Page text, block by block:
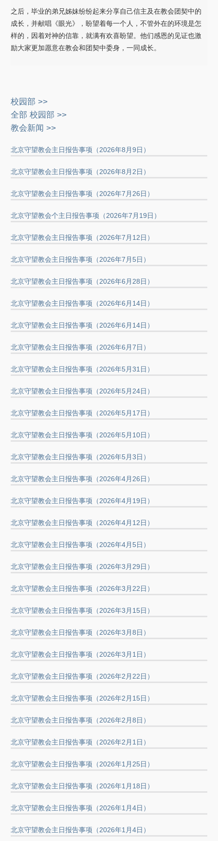
之后，毕业的弟兄姊妹纷纷起来分享自己信主及在教会团契中的
成长，并献唱《眼光》，盼望着每一个人，不管外在的环境是怎
样的，因着对神的信靠，就满有欢喜盼望。他们感恩的见证也激
励大家更加愿意在教会和团契中委身，一同成长。
校园部 >>
全部 校园部 >>
教会新闻 >>
北京守望教会主日报告事项（2026年8月9日）
北京守望教会主日报告事项（2026年8月2日）
北京守望教会主日报告事项（2026年7月26日）
北京守望教会个主日报告事项（2026年7月19日）
北京守望教会主日报告事项（2026年7月12日）
北京守望教会主日报告事项（2026年7月5日）
北京守望教会主日报告事项（2026年6月28日）
北京守望教会主日报告事项（2026年6月14日）
北京守望教会主日报告事项（2026年6月14日）
北京守望教会主日报告事项（2026年6月7日）
北京守望教会主日报告事项（2026年5月31日）
北京守望教会主日报告事项（2026年5月24日）
北京守望教会主日报告事项（2026年5月17日）
北京守望教会主日报告事项（2026年5月10日）
北京守望教会主日报告事项（2026年5月3日）
北京守望教会主日报告事项（2026年4月26日）
北京守望教会主日报告事项（2026年4月19日）
北京守望教会主日报告事项（2026年4月12日）
北京守望教会主日报告事项（2026年4月5日）
北京守望教会主日报告事项（2026年3月29日）
北京守望教会主日报告事项（2026年3月22日）
北京守望教会主日报告事项（2026年3月15日）
北京守望教会主日报告事项（2026年3月8日）
北京守望教会主日报告事项（2026年3月1日）
北京守望教会主日报告事项（2026年2月22日）
北京守望教会主日报告事项（2026年2月15日）
北京守望教会主日报告事项（2026年2月8日）
北京守望教会主日报告事项（2026年2月1日）
北京守望教会主日报告事项（2026年1月25日）
北京守望教会主日报告事项（2026年1月18日）
北京守望教会主日报告事项（2026年1月4日）
北京守望教会主日报告事项（2026年1月4日）